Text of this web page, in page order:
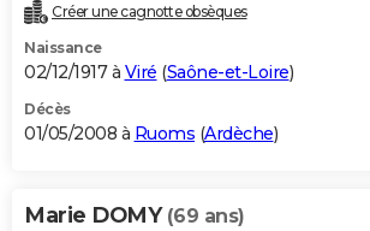
Créer une cagnotte obsèques
Naissance
02/12/1917 à Viré (Saône-et-Loire)
Décès
01/05/2008 à Ruoms (Ardèche)
Marie DOMY (69 ans)